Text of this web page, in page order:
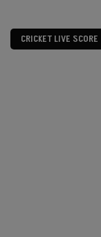
CRICKET LIVE SCORE